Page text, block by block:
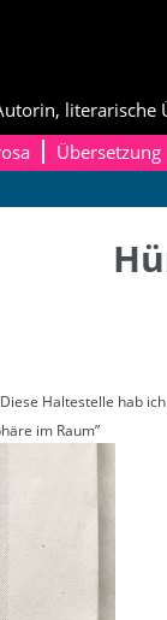
literarische
Übersetzung
Hal­testelle hab
im Raum”